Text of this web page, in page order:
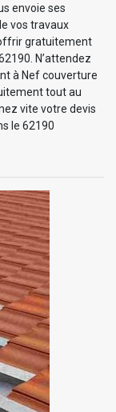
envoie ses
vos travaux
gratuitement
N’attendez
à Nef couverture
tout au
vite votre devis
le 62190